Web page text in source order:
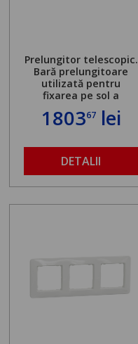
Prelungitor telescopic.
Bară prelungitoare
utilizată pentru
fixarea pe sol a
standului mașinii de
găurit în locul
maximă admisă de 500
kg și înălțime reglabilă
de la 1,8 la 2,9 m
180367lei
DETALII